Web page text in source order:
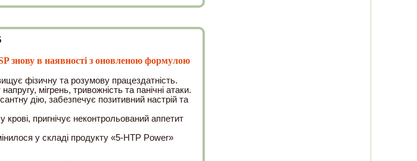
знову в наявності з оновленою формулою
фізичну та розумову працездатність.
мігрень, тривожність та панічні атаки.
дію, забезпечує позитивний настрій та
крові, пригнічує неконтрольований аппетит
у складі продукту «5-HTP Power»